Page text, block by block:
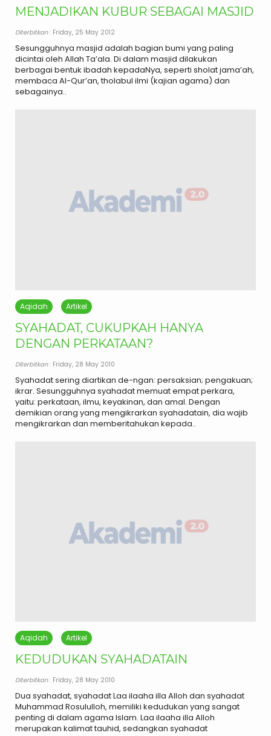
MENJADIKAN KUBUR SEBAGAI MASJID
Diterbitkan: Friday, 25 May 2012
Sesungguhnya masjid adalah bagian bumi yang paling
dicintai oleh Allah Ta’ala. Di dalam masjid dilakukan
berbagai bentuk ibadah kepadaNya, seperti sholat jama’ah,
membaca Al-Qur’an, tholabul ilmi (kajian agama) dan
sebagainya..
Aqidah Artikel
SYAHADAT, CUKUPKAH HANYA
DENGAN PERKATAAN?
Diterbitkan: Friday, 28 May 2010
Syahadat sering diartikan de-ngan: persaksian; pengakuan;
ikrar. Sesungguhnya syahadat memuat empat perkara,
yaitu: perkataan, ilmu, keyakinan, dan amal. Dengan
demikian orang yang mengikrarkan syahadatain, dia wajib
mengikrarkan dan memberitahukan kepada..
Aqidah Artikel
KEDUDUKAN SYAHADATAIN
Diterbitkan: Friday, 28 May 2010
Dua syahadat, syahadat Laa ilaaha illa Alloh dan syahadat
Muhammad Rosululloh, memiliki kedudukan yang sangat
penting di dalam agama Islam. Laa ilaaha illa Alloh
merupakan kalimat tauhid, sedangkan syahadat